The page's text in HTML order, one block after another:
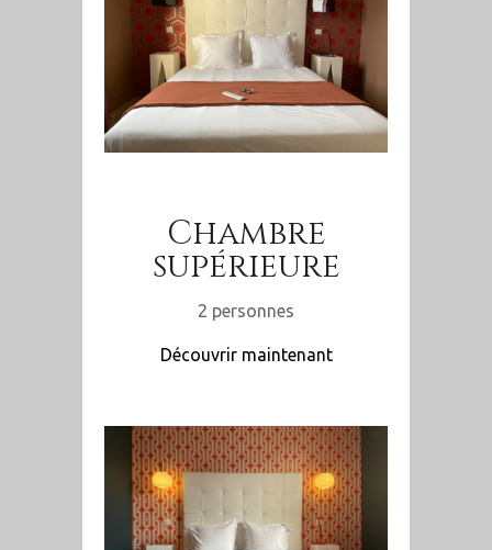
Chambre
supérieure
2 personnes
Découvrir maintenant